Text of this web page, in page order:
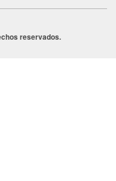
reservados.